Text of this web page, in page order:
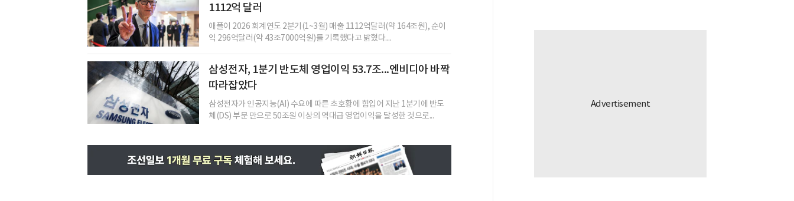
1112억 달러
애플이 2026 회계연도 2분기(1~3월) 매출 1112억달러(약 164조원), 순이
익 296억달러(약 43조7000억원)를 기록했다고 밝혔다....
삼성전자, 1분기 반도체 영업이익 53.7조...엔비디아 바짝
따라잡았다
삼성전자가 인공지능(AI) 수요에 따른 초호황에 힘입어 지난 1분기에 반도
체(DS) 부문 만으로 50조원 이상의 역대급 영업이익을 달성한 것으로...